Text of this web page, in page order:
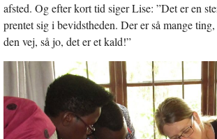
afsted. Og efter kort tid siger Lise: ”Det er en
prentet sig i bevidstheden. Der er så mange
den vej, så jo, det er et kald!”